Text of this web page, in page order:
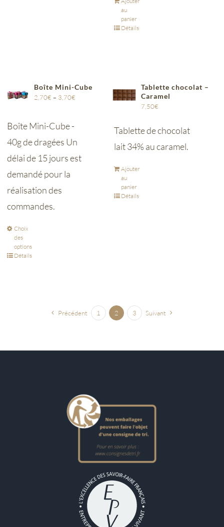
au
panier
Détails
Boîte Mini-Cube
2,70€ – 3,70€
Boîte Mini-Cube -
40g de dragées Un
délai de 15 jours est
demandé pour la
réalisation des
commandes.
Choix
des
options
Détails
Tablette chocolat –
Caramel
7,50€
Tablette de chocolat
lait 34% au caramel.
Ajouter
au
panier
Détails
Précédent 1 2 3 Suivant